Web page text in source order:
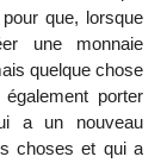
que, lorsque
une monnaie
quelque chose
porter
a un nouveau
choses et qui a